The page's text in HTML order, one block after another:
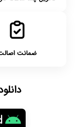
ضمانت